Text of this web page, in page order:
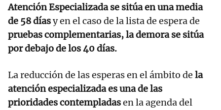
Atención Especializada se sitúa en una media
de 58 díasy en el caso de la lista de espera de
pruebas complementarias, la demora se sitúa
por debajo de los 40 días.
La reducción de las esperas en el ámbito de la
atención especializada es una de las
prioridades contempladasen la agenda del